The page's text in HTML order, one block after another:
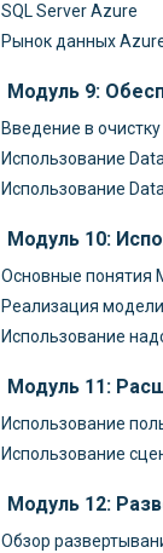
SQL Server Azure
Рынок данных
Модуль 9:
Введение в
Использование
Использование
Модуль 10:
Основные понятия
Реализация
Использование
Модуль 11:
Использование
Использование
Модуль 12:
Обзор